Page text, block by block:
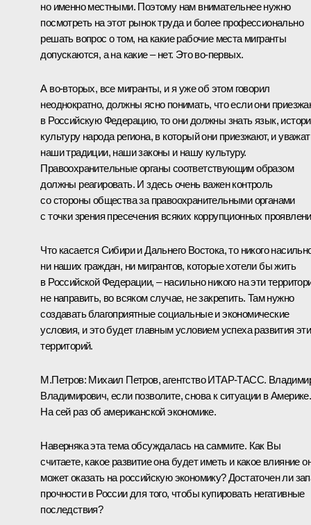
но именно местными. Поэтому нам внимательнее нужно
посмотреть на этот рынок труда и более профессионально
решать вопрос о том, на какие рабочие места мигранты
допускаются, а на какие – нет. Это во‑первых.
А во‑вторых, все мигранты, и я уже об этом говорил
неоднократно, должны ясно понимать, что если они
в Российскую Федерацию, то они должны знать язык,
культуру народа региона, в который они приезжают, и
наши традиции, наши законы и нашу культуру.
Правоохранительные органы соответствующим образом
должны реагировать. И здесь очень важен контроль
со стороны общества за правоохранительными органами
с точки зрения пресечения всяких коррупционных
Что касается Сибири и Дальнего Востока, то никого
ни наших граждан, ни мигрантов, которые хотели бы жить
в Российской Федерации, – насильно никого на эти
не направить, во всяком случае, не закрепить. Там нужно
создавать благоприятные социальные и экономические
условия, и это будет главным условием успеха развития
территорий.
М.Петров: Михаил Петров, агентство ИТАР-ТАСС.
Владимирович, если позволите, снова к ситуации в Америке.
На сей раз об американской экономике.
Наверняка эта тема обсуждалась на саммите. Как Вы
считаете, какое развитие она будет иметь и какое влияние
может оказать на российскую экономику? Достаточен ли
прочности в России для того, чтобы купировать негативные
последствия?